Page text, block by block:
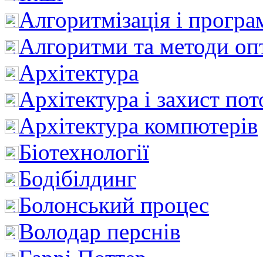
Алгоритмізація і
Алгоритми та методи
Архітектура
Архітектура і захист
Архітектура компютерів
Біотехнології
Бодібілдинг
Болонський процес
Володар перснів